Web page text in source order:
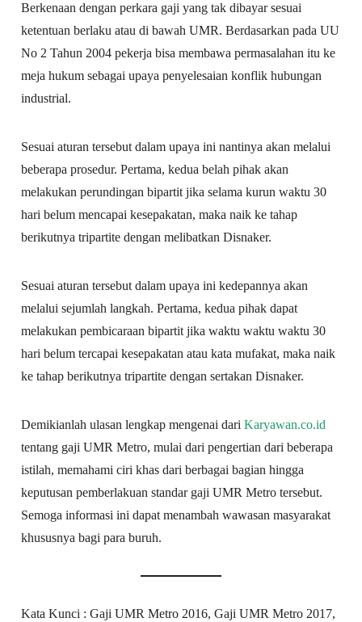
Berkenaan dengan perkara gaji yang tak dibayar sesuai
ketentuan berlaku atau di bawah UMR. Berdasarkan pada UU
No 2 Tahun 2004 pekerja bisa membawa permasalahan itu ke
meja hukum sebagai upaya penyelesaian konflik hubungan
industrial.
Sesuai aturan tersebut dalam upaya ini nantinya akan melalui
beberapa prosedur. Pertama, kedua belah pihak akan
melakukan perundingan bipartit jika selama kurun waktu 30
hari belum mencapai kesepakatan, maka naik ke tahap
berikutnya tripartite dengan melibatkan Disnaker.
Sesuai aturan tersebut dalam upaya ini kedepannya akan
melalui sejumlah langkah. Pertama, kedua pihak dapat
melakukan pembicaraan bipartit jika waktu waktu waktu 30
hari belum tercapai kesepakatan atau kata mufakat, maka naik
ke tahap berikutnya tripartite dengan sertakan Disnaker.
Demikianlah ulasan lengkap mengenai dariKaryawan.co.id
tentang gaji UMR Metro, mulai dari pengertian dari beberapa
istilah, memahami ciri khas dari berbagai bagian hingga
keputusan pemberlakuan standar gaji UMR Metro tersebut.
Semoga informasi ini dapat menambah wawasan masyarakat
khususnya bagi para buruh.
Kata Kunci : Gaji UMR Metro 2016, Gaji UMR Metro 2017,